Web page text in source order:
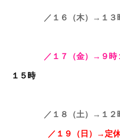
／１６（木）→１３時
／１７（金）→９時
１５時
／１８（土）→１２時
／１９（日）→定